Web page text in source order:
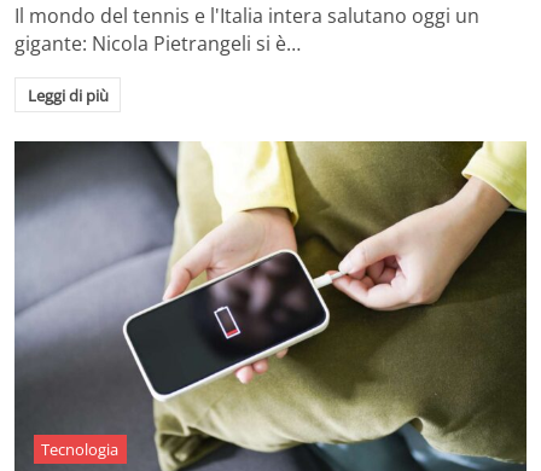
Il mondo del tennis e l'Italia intera salutano oggi un
gigante: Nicola Pietrangeli si è…
Leggi di più
Tecnologia